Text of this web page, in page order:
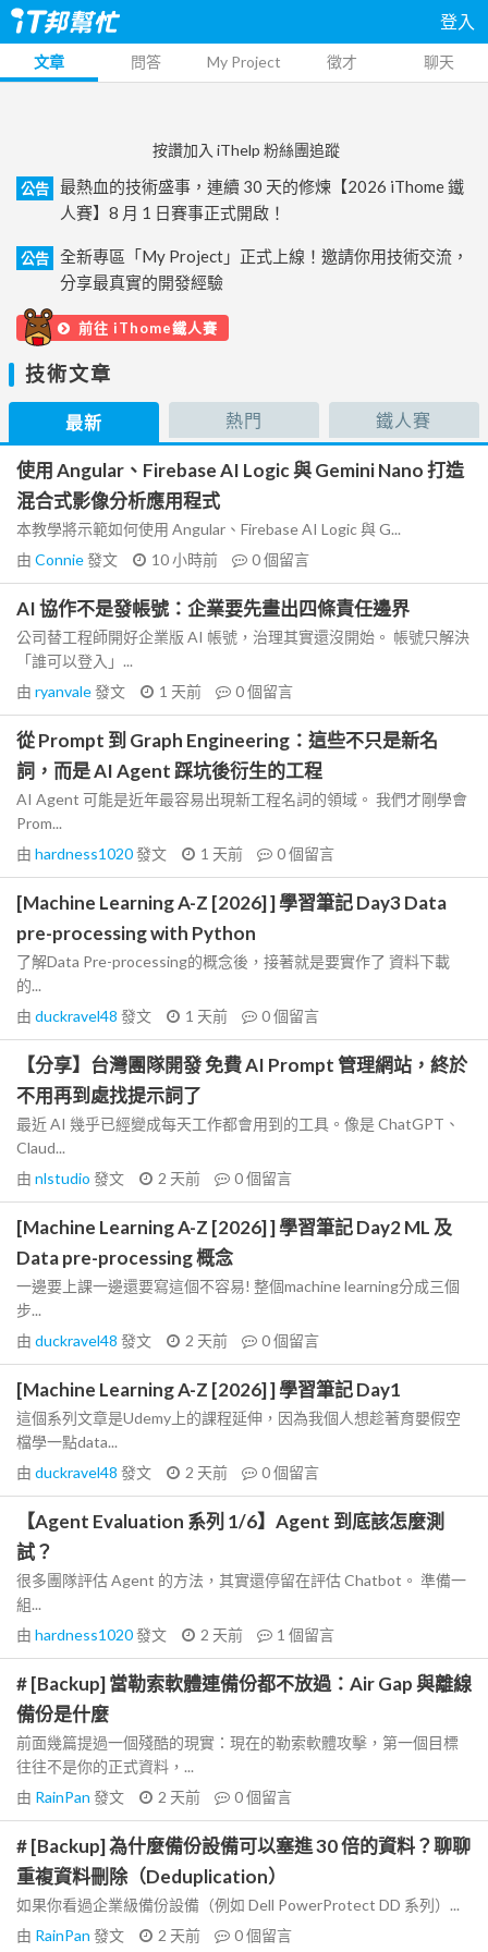
登入
文章 問答 My Project 徵才 聊天
按讚加入 iThelp 粉絲團追蹤
公告
最熱血的技術盛事，連續 30 天的修煉【2026 iThome 鐵
人賽】8 月 1 日賽事正式開啟！
公告
全新專區「My Project」正式上線！邀請你用技術交流，
分享最真實的開發經驗
前往 iThome鐵人賽
技術文章
最新 熱門 鐵人賽
使用 Angular、Firebase AI Logic 與 Gemini Nano 打造
混合式影像分析應用程式
本教學將示範如何使用 Angular、Firebase AI Logic 與 G...
由 Connie發文 10 小時前 0個留言
AI 協作不是發帳號：企業要先畫出四條責任邊界
公司替工程師開好企業版 AI 帳號，治理其實還沒開始。 帳號只解決
「誰可以登入」...
由 ryanvale發文 1 天前 0個留言
從 Prompt 到 Graph Engineering：這些不只是新名
詞，而是 AI Agent 踩坑後衍生的工程
AI Agent 可能是近年最容易出現新工程名詞的領域。 我們才剛學會
Prom...
由 hardness1020發文 1 天前 0個留言
[Machine Learning A-Z [2026] ] 學習筆記 Day3 Data
pre-processing with Python
了解Data Pre-processing的概念後，接著就是要實作了 資料下載
的...
由 duckravel48 發文 1 天前 0個留言
【分享】台灣團隊開發 免費 AI Prompt 管理網站，終於
不用再到處找提示詞了
最近 AI 幾乎已經變成每天工作都會用到的工具。像是 ChatGPT、
Claud...
由 nlstudio 發文 2 天前 0個留言
[Machine Learning A-Z [2026] ] 學習筆記 Day2 ML 及
Data pre-processing 概念
一邊要上課一邊還要寫這個不容易! 整個machine learning分成三個
步...
由 duckravel48 發文 2 天前 0個留言
[Machine Learning A-Z [2026] ] 學習筆記 Day1
這個系列文章是Udemy上的課程延伸，因為我個人想趁著育嬰假空
檔學一點data...
由 duckravel48 發文 2 天前 0個留言
【Agent Evaluation 系列 1/6】Agent 到底該怎麼測
試？
很多團隊評估 Agent 的方法，其實還停留在評估 Chatbot。 準備一
組...
由 hardness1020發文 2 天前 1 個留言
# [Backup] 當勒索軟體連備份都不放過：Air Gap 與離線
備份是什麼
前面幾篇提過一個殘酷的現實：現在的勒索軟體攻擊，第一個目標
往往不是你的正式資料，...
由 RainPan 發文 2 天前 0個留言
# [Backup] 為什麼備份設備可以塞進 30 倍的資料？聊聊
重複資料刪除（Deduplication）
如果你看過企業級備份設備（例如 Dell PowerProtect DD 系列）...
由 RainPan 發文 2 天前 0個留言